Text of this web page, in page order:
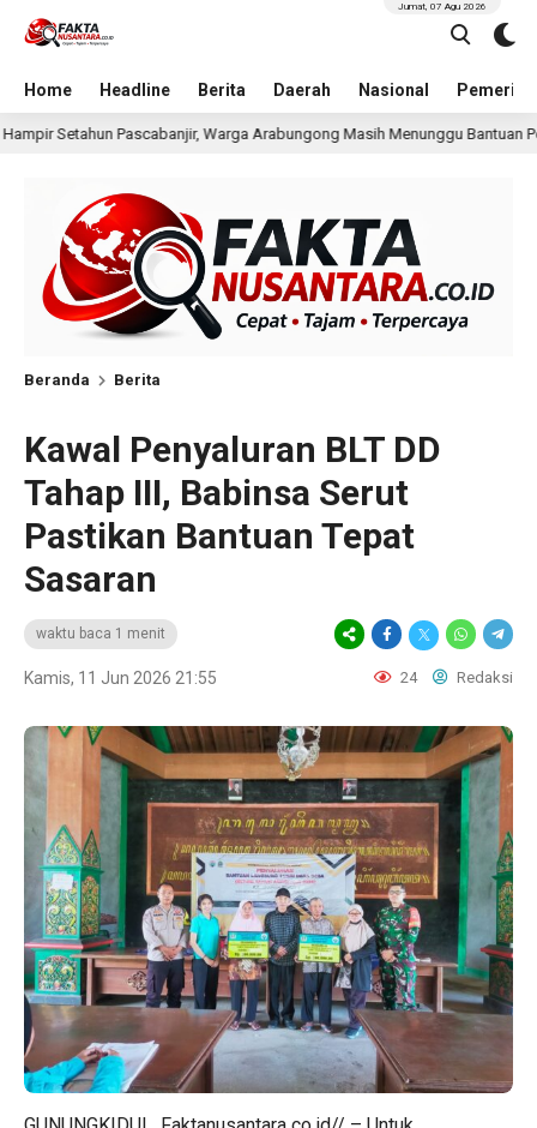
Home Headline Berita Daerah Nasional
Jumat, 07 Agu 2026
Arabungong Masih Menunggu Bantuan Perbaikan Rumah 20 jam
Beranda Berita
Kawal Penyaluran BLT DD
Tahap III, Babinsa Serut
Pastikan Bantuan Tepat
Sasaran
waktu baca 1 menit
Kamis, 11 Jun 2026 21:55 24 Redaksi